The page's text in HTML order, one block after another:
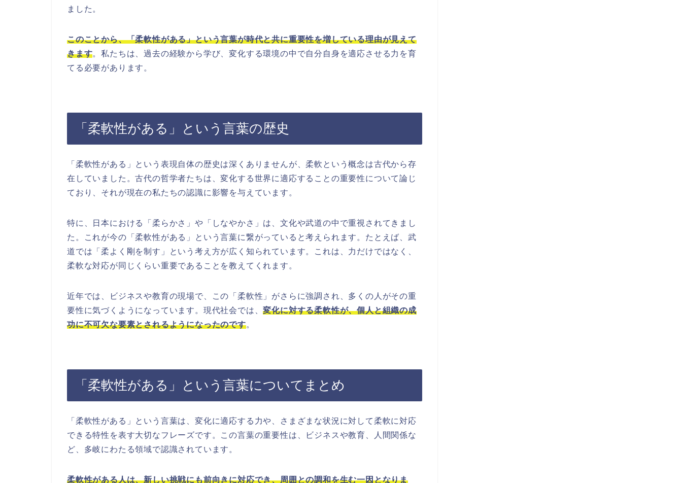
ました。
このことから、「柔軟性がある」という言葉が時代と共に重要性を増している理由が見えて
きます。私たちは、過去の経験から学び、変化する環境の中で自分自身を適応させる力を育
てる必要があります。
「柔軟性がある」という言葉の歴史
「柔軟性がある」という表現自体の歴史は深くありませんが、柔軟という概念は古代から存
在していました。古代の哲学者たちは、変化する世界に適応することの重要性について論じ
ており、それが現在の私たちの認識に影響を与えています。
特に、日本における「柔らかさ」や「しなやかさ」は、文化や武道の中で重視されてきまし
た。これが今の「柔軟性がある」という言葉に繋がっていると考えられます。たとえば、武
道では「柔よく剛を制す」という考え方が広く知られています。これは、力だけではなく、
柔軟な対応が同じくらい重要であることを教えてくれます。
近年では、ビジネスや教育の現場で、この「柔軟性」がさらに強調され、多くの人がその重
要性に気づくようになっています。現代社会では、変化に対する柔軟性が、個人と組織の成
功に不可欠な要素とされるようになったのです。
「柔軟性がある」という言葉についてまとめ
「柔軟性がある」という言葉は、変化に適応する力や、さまざまな状況に対して柔軟に対応
できる特性を表す大切なフレーズです。この言葉の重要性は、ビジネスや教育、人間関係な
ど、多岐にわたる領域で認識されています。
柔軟性がある人は、新しい挑戦にも前向きに対応でき、周囲との調和を生む一因となりま